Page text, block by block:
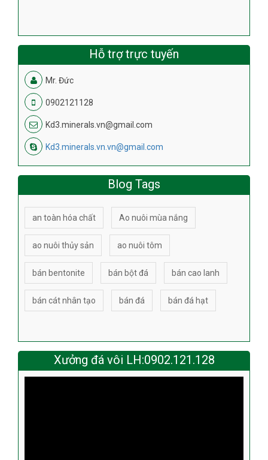
Hỗ trợ trực tuyến
Mr. Đức
0902121128
Kd3.minerals.vn@gmail.com
Kd3.minerals.vn.vn@gmail.com
Blog Tags
an toàn hóa chất Ao nuôi mùa nắng
ao nuôi thủy sản ao nuôi tôm
bán bentonite bán bột đá bán cao lanh
bán cát nhân tạo bán đá bán đá hạt
Xưởng đá vôi LH:0902.121.128